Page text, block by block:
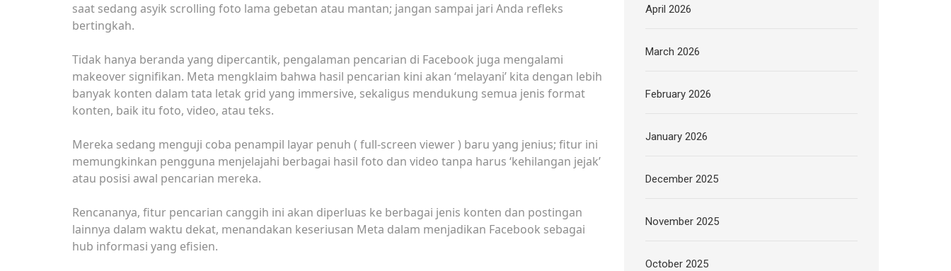
saat sedang asyik scrolling foto lama gebetan atau mantan; jangan sampai jari Anda refleks
bertingkah.
Tidak hanya beranda yang dipercantik, pengalaman pencarian di Facebook juga mengalami
makeover signifikan. Meta mengklaim bahwa hasil pencarian kini akan ‘melayani’ kita dengan lebih
banyak konten dalam tata letak grid yang immersive, sekaligus mendukung semua jenis format
konten, baik itu foto, video, atau teks.
Mereka sedang menguji coba penampil layar penuh ( full-screen viewer ) baru yang jenius; fitur ini
memungkinkan pengguna menjelajahi berbagai hasil foto dan video tanpa harus ‘kehilangan jejak’
atau posisi awal pencarian mereka.
Rencananya, fitur pencarian canggih ini akan diperluas ke berbagai jenis konten dan postingan
lainnya dalam waktu dekat, menandakan keseriusan Meta dalam menjadikan Facebook sebagai
hub informasi yang efisien.
April 2026
March 2026
February 2026
January 2026
December 2025
November 2025
October 2025